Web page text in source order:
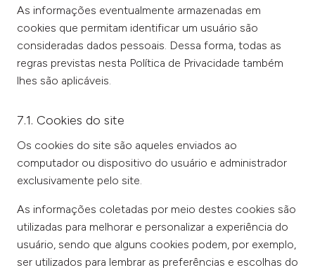
As informações eventualmente armazenadas em
cookies que permitam identificar um usuário são
consideradas dados pessoais. Dessa forma, todas as
regras previstas nesta Política de Privacidade também
lhes são aplicáveis.
7.1. Cookies do site
Os cookies do site são aqueles enviados ao
computador ou dispositivo do usuário e administrador
exclusivamente pelo site.
As informações coletadas por meio destes cookies são
utilizadas para melhorar e personalizar a experiência do
usuário, sendo que alguns cookies podem, por exemplo,
ser utilizados para lembrar as preferências e escolhas do